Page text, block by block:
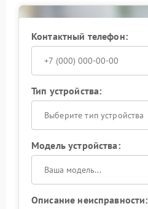
Контактный телефон:
Тип устройства:
Выберите тип устройства
Модель устройства:
Описание неисправности: